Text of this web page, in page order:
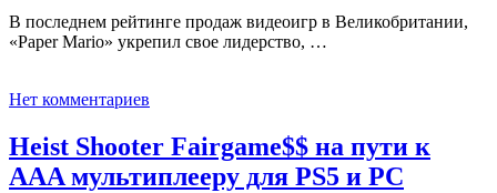
В последнем рейтинге продаж видеоигр в Великобритании,
«Paper Mario» укрепил свое лидерство, …
Нет комментариев
Heist Shooter Fairgame$$ на пути к
AAA мультиплееру для PS5 и PC